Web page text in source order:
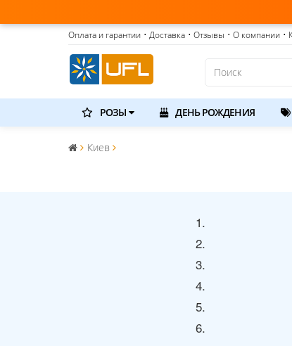
Оплата и гарантии • Доставка • Отзывы • О компании •
РОЗЫ ДЕНЬ РОЖДЕНИЯ
Киев